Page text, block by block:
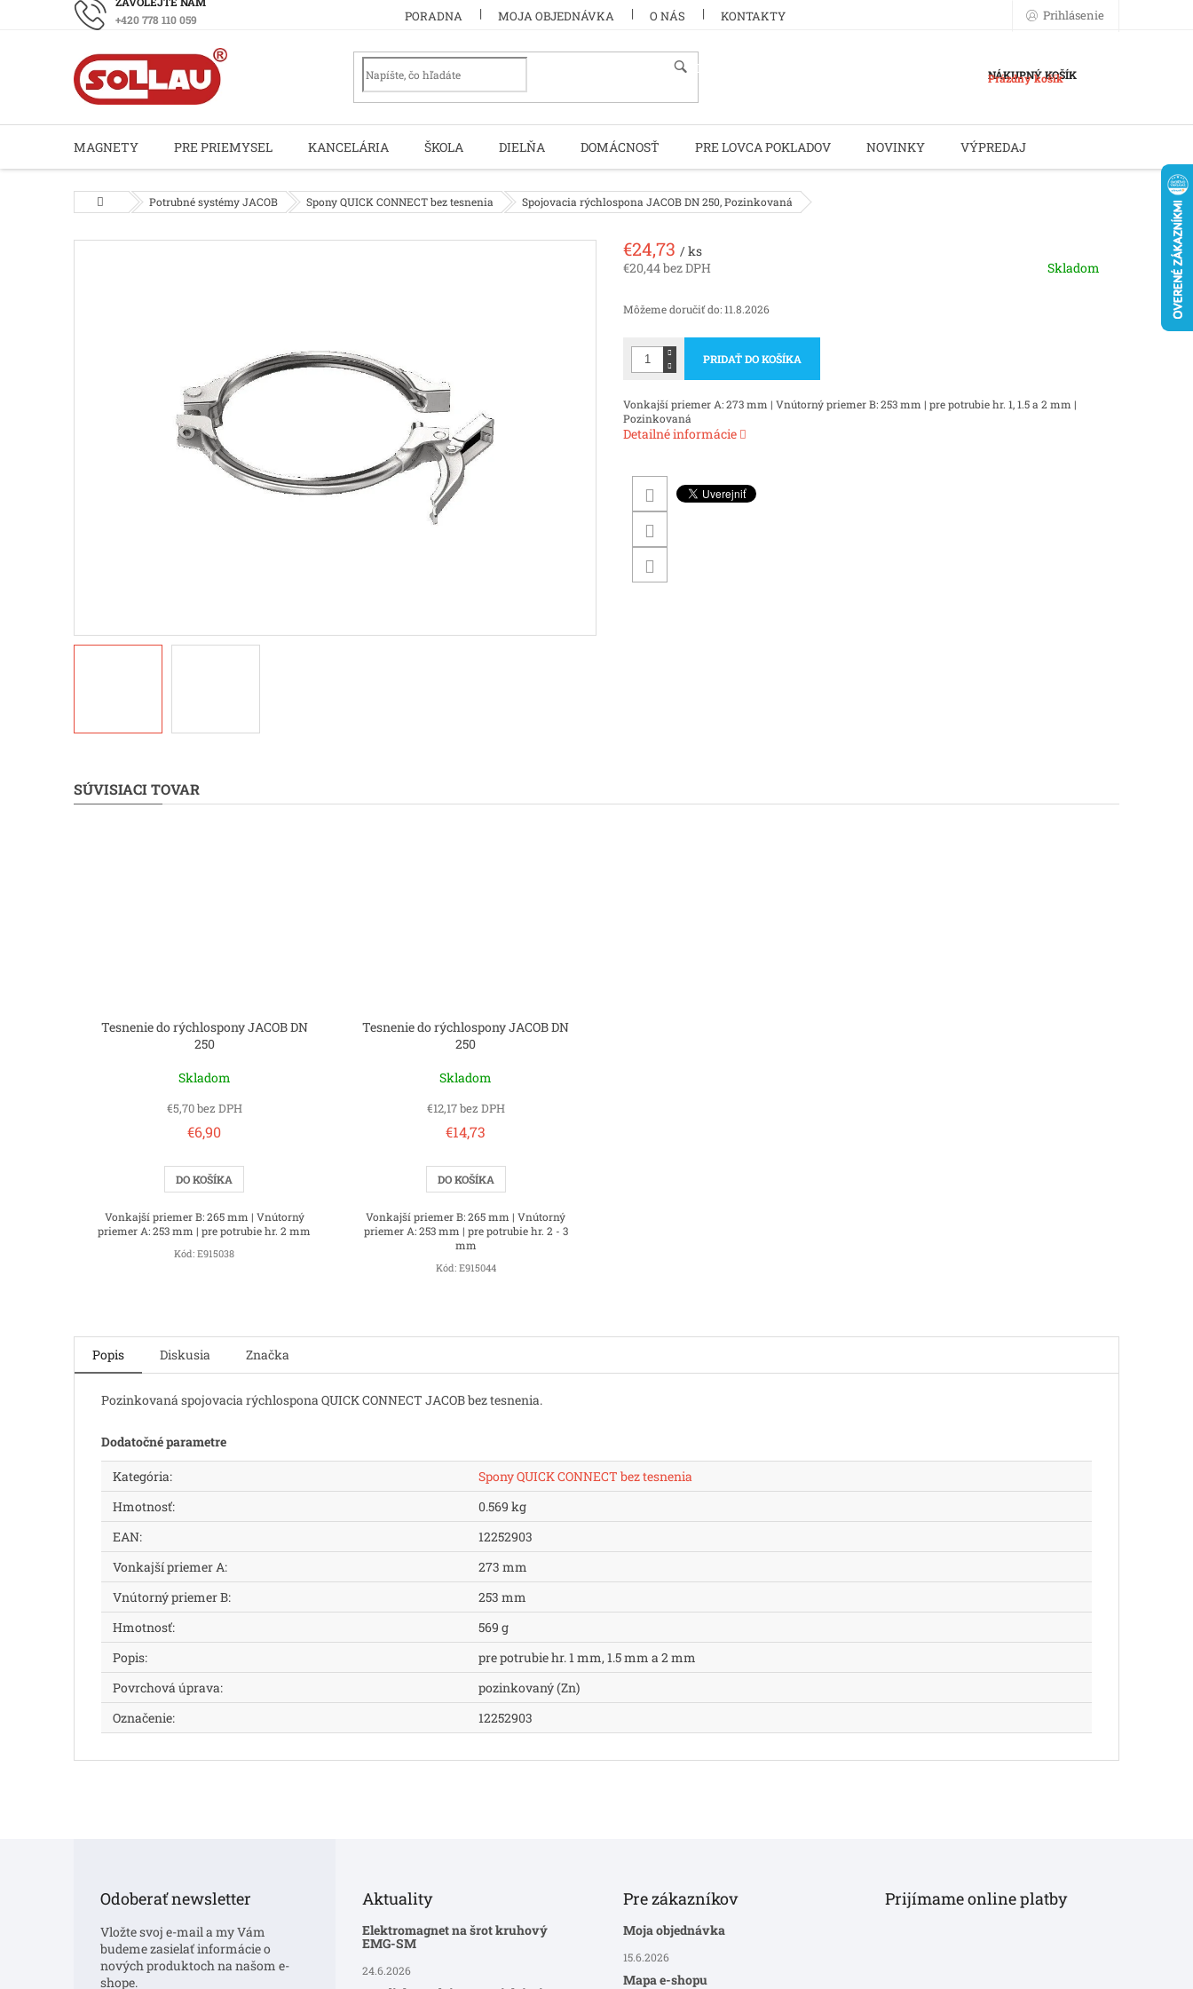
+420 778 110 059 PORADNA MOJA OBJEDNÁVKA O NÁS KONTAKTY Prihlásenie
HĽADAŤ NÁKUPNÝ KOŠÍK
Prázdny košík
MAGNETY PRE PRIEMYSEL KANCELÁRIA ŠKOLA DIELŇA DOMÁCNOSŤ PRE LOVCA POKLADOV NOVINKY VÝPREDAJ
DomovPotrubné systémy JACOB Spony QUICK CONNECT bez tesnenia Spojovacia rýchlospona JACOB DN 250, Pozinkovaná
€24,73 / ks
€20,44 bez DPH
cena:
Skladom
Môžeme doručiť do:11.8.2026
PRIDAŤ DO KOŠÍKA
Vonkajší priemer A: 273 mm | Vnútorný priemer B: 253 mm | pre potrubie hr. 1, 1.5 a 2 mm |
Pozinkovaná
Detailné informácie
SÚVISIACI TOVAR
Tesnenie do rýchlospony JACOB DN
250
Skladom
€5,70 bez DPH
€6,90
DO KOŠÍKA
Vonkajší priemer B: 265 mm | Vnútorný
priemer A: 253 mm | pre potrubie hr. 2 mm
Kód:E915038
Tesnenie do rýchlospony JACOB DN
250
Skladom
€12,17 bez DPH
€14,73
DO KOŠÍKA
Vonkajší priemer B: 265 mm | Vnútorný
priemer A: 253 mm | pre potrubie hr. 2 - 3
mm
Kód: E915044
Popis Diskusia Značka
Pozinkovaná spojovacia rýchlospona QUICK CONNECT JACOB bez tesnenia.
Dodatočné parametre
Kategória:
Spony QUICK CONNECT bez tesnenia
Hmotnosť:
0.569 kg
EAN:
12252903
Vonkajší priemer A:
273 mm
Vnútorný priemer B:
253 mm
Hmotnosť:
569 g
Popis:
pre potrubie hr. 1 mm, 1.5 mm a 2 mm
Povrchová úprava:
pozinkovaný (Zn)
Označenie: 12252903
Odoberať newsletter
Vložte svoj e-mail a my Vám
budeme zasielať informácie o
nových produktoch na našom e-
shope.
Aktuality
Elektromagnet na šrot kruhový
EMG-SM
24.6.2026
Pre zákazníkov
Moja objednávka
15.6.2026
Mapa e-shopu
Prijímame online platby